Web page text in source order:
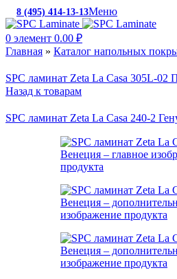
8 (495) 414-13-13Меню
0 элемент 0.00 ₽
Главная » Каталог напольных
SPC ламинат Zeta La Casa 305L-02
Назад к товарам
SPC ламинат Zeta La Casa 240-2